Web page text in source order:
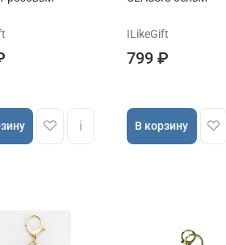
ILikeGift
799 ₽
В корзину